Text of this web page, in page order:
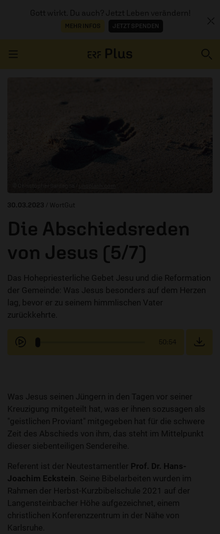
Gott wirkt. Du auch? Jetzt Leben verändern!
MEHR INFOS JETZT SPENDEN
30.03.2023 / WortGut
Die Abschiedsreden
von Jesus (5/7)
Das Hohepriesterliche Gebet Jesu und die Reformation
der Gemeinde: Was Jesus besonders auf dem Herzen
lag, bevor er zu seinem himmlischen Vater
zurückkehrte.
50:54
Was Jesus seinen Jüngern in den Tagen vor seiner
Kreuzigung mitgeteilt hat, was er ihnen sozusagen als
"geistlichen Proviant" mitgegeben hat für die schwere
Zeit des Abschieds von ihm, das steht im Mittelpunkt
dieser siebenteiligen Sendereihe.
Referent ist der Neutestamentler Prof. Dr. Hans-
Joachim Eckstein . Seine Bibelarbeiten wurden im
Rahmen der Herbst-Kurzbibelschule 2021 auf der
Langensteinbacher Höhe aufgezeichnet, einem
christlichen Konferenzzentrum in der Nähe von
Karlsruhe.